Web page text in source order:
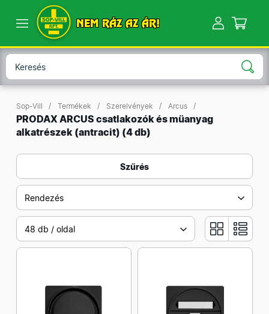
NEM RÁZ AZ ÁR!
Sop-Vill Termékek Szerelvények Arcus
PRODAX ARCUS csatlakozók és müanyag
alkatrészek (antracit) (4 db)
Szűrés
Rendezés
48 db / oldal